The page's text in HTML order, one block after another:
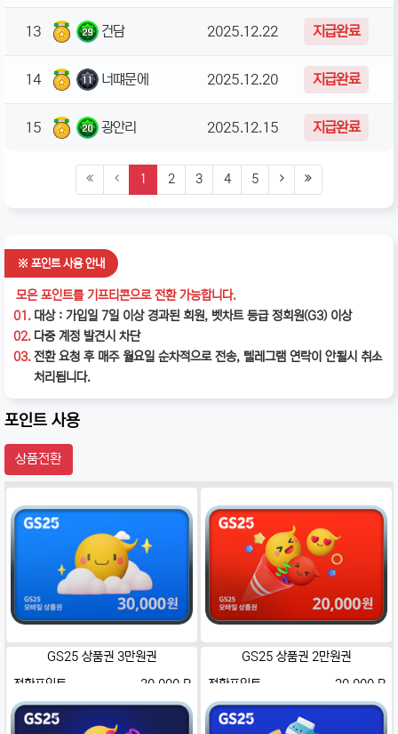
13 건담 2025.12.22 지급완료
14 너떄문에 2025.12.20 지급완료
15 광안리 2025.12.15 지급완료
1 (current)
2 3 4 5
※ 포인트 사용 안내
모은 포인트를 기프티콘으로 전환 가능합니다.
01. 대상 : 가입일 7일 이상 경과된 회원, 벳차트 등급 정회원(G3) 이상
02. 다중 계정 발견시 차단
03.전환 요청 후 매주 월요일 순차적으로 전송, 텔레그램 연락이 안될시 취소
처리됩니다.
포인트 사용
상품전환
GS25 상품권 3만원권
전환포인트
30,000 P
GS25 상품권 2만원권
전환포인트
20,000 P